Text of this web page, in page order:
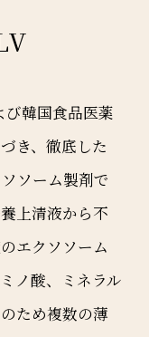
韓国食品医薬
き、徹底した
ソーム製剤で
上清液から不
エクソソーム
ノ酸、ミネラル
ため複数の薄